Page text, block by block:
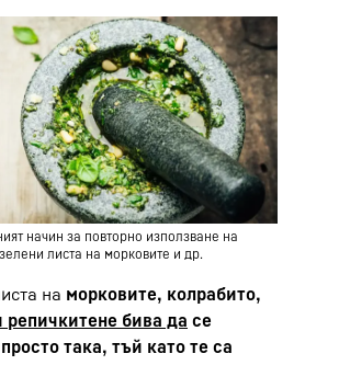
начин за повторно използване на
листа на морковите и др.
на морковите, колрабито,
репичкитене бива да се
така, тъй като те са